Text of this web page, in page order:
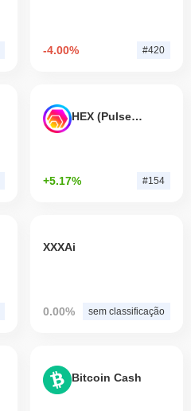
-4.00% #420
HEX (Pulsechain)
+5.17% #154
XXXAi
0.00% sem classificação
Bitcoin Cash